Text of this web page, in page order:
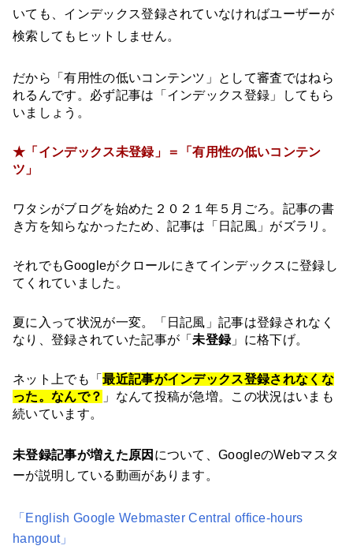
いても、インデックス登録されていなければユーザーが
検索してもヒットしません。
だから「有用性の低いコンテンツ」として審査ではねら
れるんです。必ず記事は「インデックス登録」してもら
いましょう。
★「インデックス未登録」＝「有用性の低いコンテン
ツ」
ワタシがブログを始めた２０２１年５月ごろ。記事の書
き方を知らなかったため、記事は「日記風」がズラリ。
それでもGoogleがクロールにきてインデックスに登録し
てくれていました。
夏に入って状況が一変。「日記風」記事は登録されなく
なり、登録されていた記事が「未登録」に格下げ。
ネット上でも「最近記事がインデックス登録されなくな
った。なんで？ 」なんて投稿が急増。この状況はいまも
続いています。
未登録記事が増えた原因 について、GoogleのWebマスタ
ーが説明している動画があります。
「English Google Webmaster Central office-hours
hangout」